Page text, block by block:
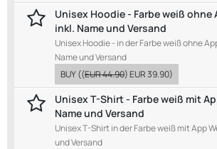
leod1982 Friday, 4:13 pm
@Poseidonsurfer das er nicht mehr so
braucht sind gute Nachrichten.
Jannis Friday, 4:17 pm
selbst wenn.. Powerbank ist dabei
Friday, 4:57 pm
Unisex Hoodie - Farbe weiß ohne
inkl. Name und Versand
Unisex Hoodie - in der Farbe weiß ohne
Name und Versand
BUY((EUR 44.90)EUR 39.90)
Unisex T-Shirt - Farbe weiß mit
Name und Versand
Unisex T-Shirt in der Farbe weiß mit App
und Versand